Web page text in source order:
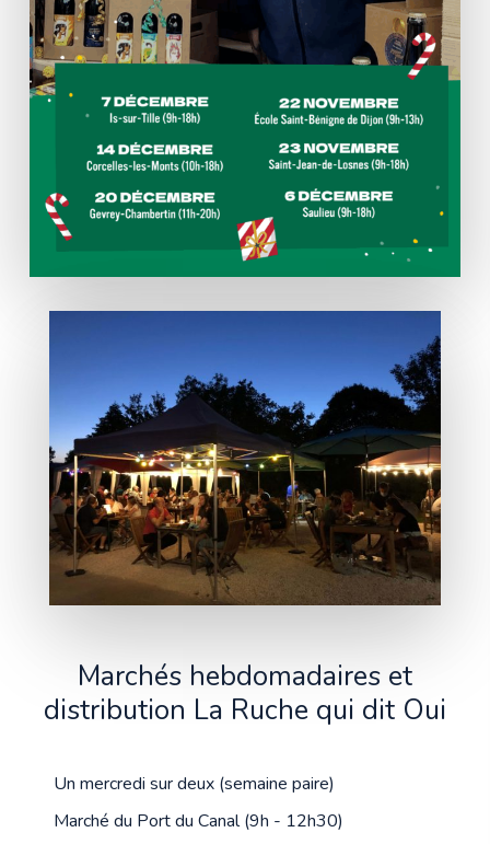
Marchés hebdomadaires et
distribution La Ruche qui dit Oui
Un mercredi sur deux (semaine paire)
Marché du Port du Canal (9h - 12h30)